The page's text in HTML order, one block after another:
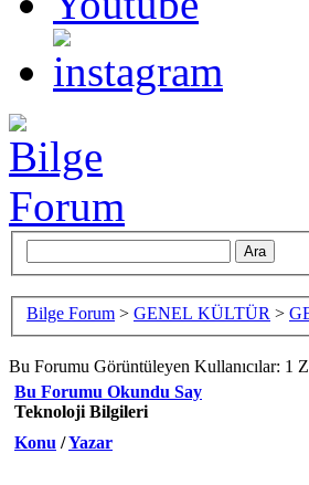
Bilge Forum > GENEL KÜLTÜR >
Bu Forumu Görüntüleyen Kullanıcılar: 1
Bu Forumu Okundu Say
Teknoloji Bilgileri
Konu /Yazar